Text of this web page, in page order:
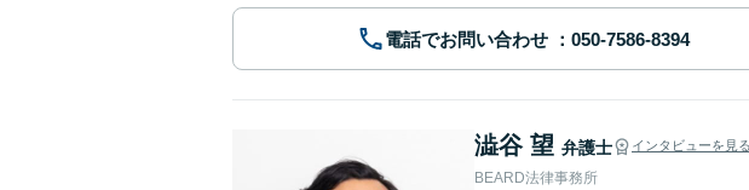
電話でお問い合わせ
澁谷 望 弁護士 インタビューを見る
BEARD法律事務所